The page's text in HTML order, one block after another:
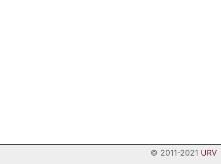
© 2011-2021 URV